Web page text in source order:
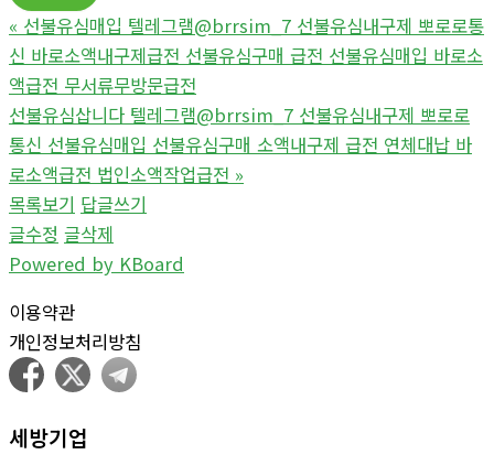
« 선불유심매입 텔레그램@brrsim_7 선불유심내구제 뽀로로통
신 바로소액내구제급전 선불유심구매 급전 선불유심매입 바로소
액급전 무서류무방문급전
선불유심삽니다 텔레그램@brrsim_7 선불유심내구제 뽀로로
통신 선불유심매입 선불유심구매 소액내구제 급전 연체대납 바
로소액급전 법인소액작업급전 »
목록보기 답글쓰기
글수정 글삭제
Powered by KBoard
이용약관
개인정보처리방침
세방기업